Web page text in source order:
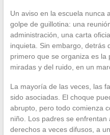
Un aviso en la escuela nunca
golpe de guillotina: una
administración, una carta
inquieta. Sin embargo, detrás
primero que se organiza es la
miradas y del ruido, en un
La mayoría de las veces, las
sido asociadas. El choque
abrupto, pero todo comienza
niño. Los padres se
derechos a veces difusos, a